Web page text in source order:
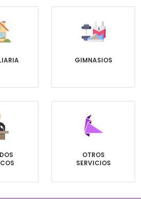
GIMNASIOS
OTROS
SERVICIOS